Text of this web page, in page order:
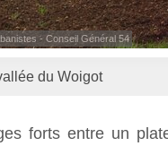
- Conseil Général 54
du Woigot
forts entre un